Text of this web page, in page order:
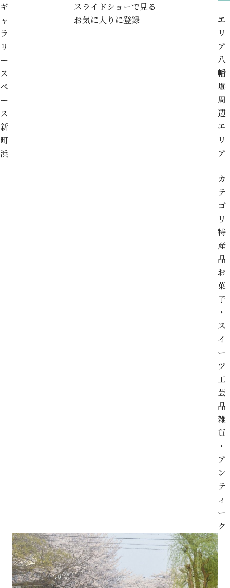
ギ
ャ
ラ
リ
ー
ス
ペ
ー
ス
新
町
浜
スライドショーで見る
お気に入りに登録
エ
リ
ア
八
幡
堀
周
辺
エ
リ
ア
カ
テ
ゴ
リ
特
産
品
お
菓
子
・
ス
イ
ー
ツ
工
芸
品
雑
貨
・
ア
ン
テ
ィ
ー
ク